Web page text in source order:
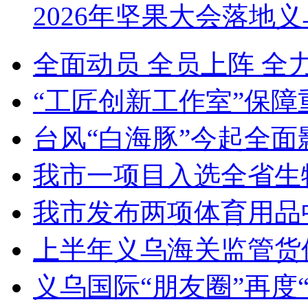
2026年坚果大会落地
全面动员 全员上阵 全
“工匠创新工作室”保
台风“白海豚”今起全面
我市一项目入选全省
我市发布两项体育用
上半年义乌海关监管
义乌国际“朋友圈”再度